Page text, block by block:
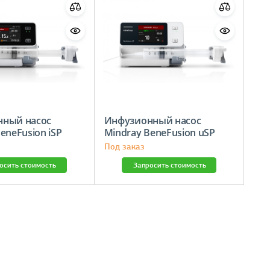
насос
iSP
стоимость
Инфузионный насос
Mindray BeneFusion uSP
Под заказ
Запросить стоимость